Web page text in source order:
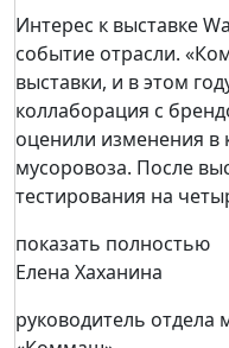
Интерес к выставке
событие отрасли.
выставки, и в этом
коллаборация с
оценили изменения в
мусоровоза. После
тестирования на
показать полностью
Елена Хаханина
руководитель отдела